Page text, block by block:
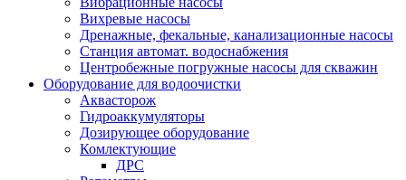
Вихревые насосы
Дренажные, фекальные, канализационные насосы
Станция автомат. водоснабжения
Центробежные погружные насосы для скважин
Оборудование для водоочистки
Аквасторож
Гидроаккумуляторы
Дозирующее оборудование
Комлектующие
ДРС